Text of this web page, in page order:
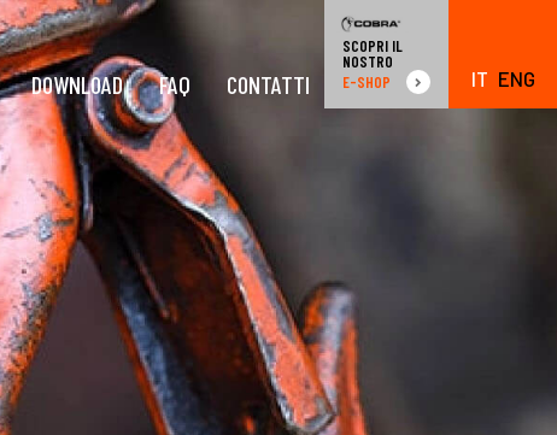
DOWNLOAD FAQ CONTATTI
SCOPRI IL
NOSTRO
E-SHOP
IT ENG